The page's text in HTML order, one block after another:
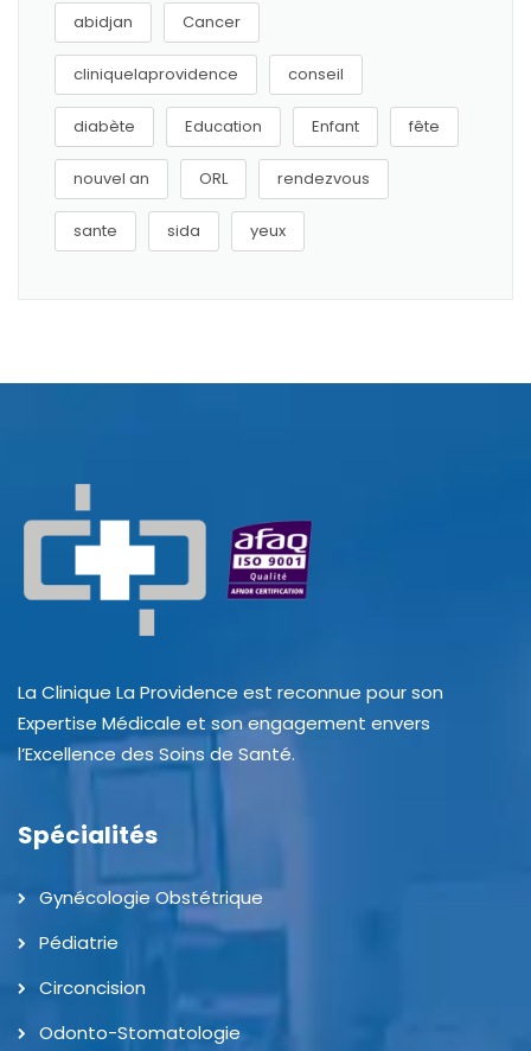
abidjan Cancer
cliniquelaprovidence conseil
diabète Education Enfant fête
nouvel an ORL rendezvous
sante sida yeux
La Clinique La Providence est reconnue pour son
Expertise Médicale et son engagement envers
l’Excellence des Soins de Santé.
Spécialités
Gynécologie Obstétrique
Pédiatrie
Circoncision
Odonto-Stomatologie